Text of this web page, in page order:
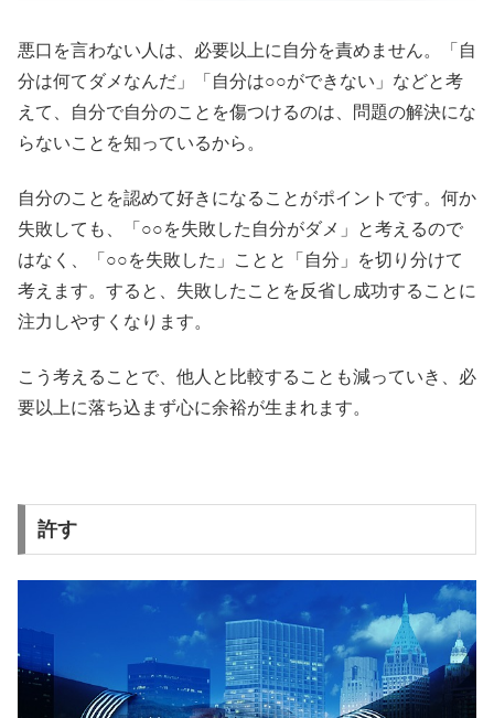
悪口を言わない人は、必要以上に自分を責めません。「自
分は何てダメなんだ」「自分は○○ができない」などと考
えて、自分で自分のことを傷つけるのは、問題の解決にな
らないことを知っているから。
自分のことを認めて好きになることがポイントです。何か
失敗しても、「○○を失敗した自分がダメ」と考えるので
はなく、「○○を失敗した」ことと「自分」を切り分けて
考えます。すると、失敗したことを反省し成功することに
注力しやすくなります。
こう考えることで、他人と比較することも減っていき、必
要以上に落ち込まず心に余裕が生まれます。
許す